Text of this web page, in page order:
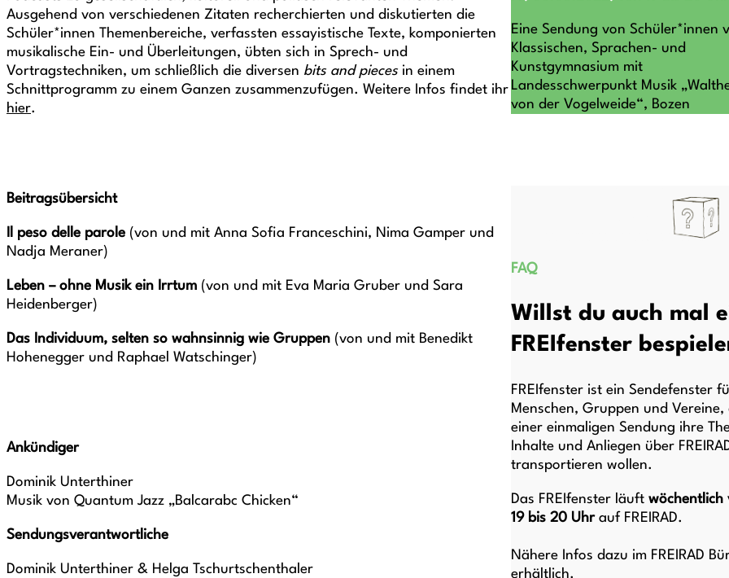
Ausgehend von verschiedenen Zitaten recherchierten und diskutierten die
Schüler*innen Themenbereiche, verfassten essayistische Texte, komponierten
musikalische Ein- und Überleitungen, übten sich in Sprech- und
Vortragstechniken, um schließlich die diversen bits and piecesin einem
Schnittprogramm zu einem Ganzen zusammenzufügen. Weitere Infos findet ihr
hier.
Beitragsübersicht
Il peso delle parole (von und mit Anna Sofia Franceschini, Nima Gamper und
Nadja Meraner)
Leben – ohne Musik ein Irrtum (von und mit Eva Maria Gruber und Sara
Heidenberger)
Das Individuum, selten so wahnsinnig wie Gruppen (von und mit Benedikt
Hohenegger und Raphael Watschinger)
Ankündiger
Dominik Unterthiner
Musik von Quantum Jazz „Balcarabc Chicken“
Sendungsverantwortliche
Dominik Unterthiner & Helga Tschurtschenthaler
Eine Sendung von Schüler*innen
Klassischen, Sprachen- und
Kunstgymnasium mit
Landesschwerpunkt Musik
von der Vogelweide“, Bozen
FAQ
Willst du auch mal
FREIfenster
FREIfenster ist ein Sendefenster
Menschen, Gruppen und Vereine,
einer einmaligen Sendung ihre
Inhalte und Anliegen über
transportieren wollen.
Das FREIfenster läuft wöchentlich
19 bis 20 Uhrauf FREIRAD.
Nähere Infos dazu im FREIRAD
erhältlich.